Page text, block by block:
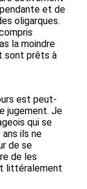
et de
oligarques.
la moindre
sont prêts à
est peut-
jugement. Je
qui se
ils ne
de se
de les
littéralement